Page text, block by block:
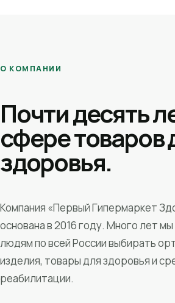
О КОМПАНИИ
Почти десять
сфере товаров
здоровья.
Компания «Первый Гипермаркет
основана в 2016 году. Много лет
людям по всей России выбирать
изделия, товары для здоровья и
реабилитации.